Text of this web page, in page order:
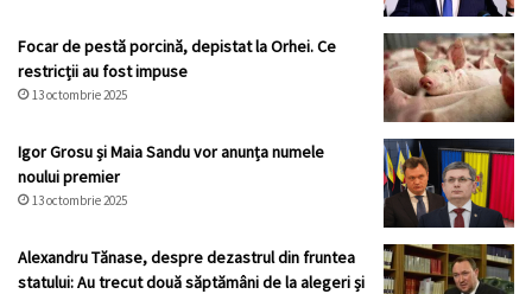
Focar de pestă porcină, depistat la Orhei. Ce
restricții au fost impuse
13 octombrie 2025
Igor Grosu și Maia Sandu vor anunța numele
noului premier
13 octombrie 2025
Alexandru Tănase, despre dezastrul din fruntea
statului: Au trecut două săptămâni de la alegeri și